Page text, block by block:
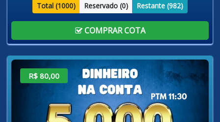
Total (1000) Reservado (0) Restante (982)
COMPRAR COTA
R$ 80,00